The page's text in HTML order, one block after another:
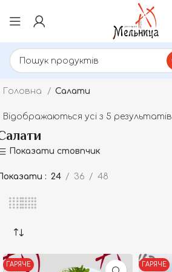
Головна Салати
Відображаються усі з 5 результатів
Показати стовпчик
24 36 48
ГАРЯЧЕ ГАРЯЧЕ